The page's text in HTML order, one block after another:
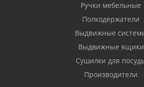
Ручки мебельные
Полкодержатели
Выдвижные
Выдвижные ящики
Сушилки для
Производители